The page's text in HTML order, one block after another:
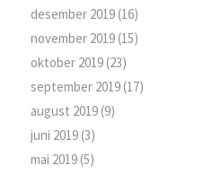
desember 2019(16)
november 2019(15)
oktober 2019(23)
september 2019(17)
august 2019(9)
juni 2019(3)
mai 2019(5)